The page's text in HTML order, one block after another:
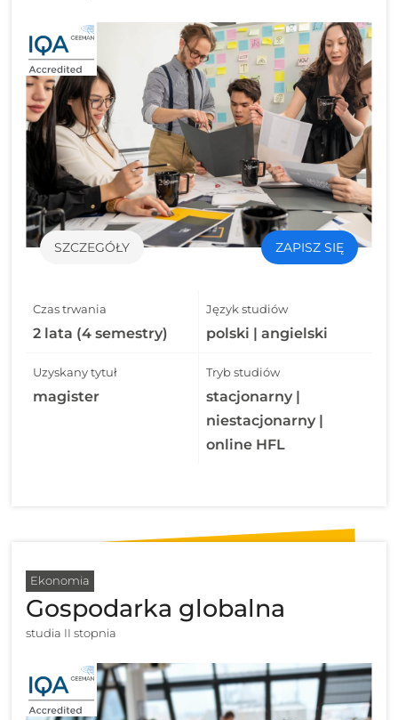
SZCZEGÓŁY ZAPISZ SIĘ
Czas trwania
2 lata (4 semestry)
Język studiów
polski | angielski
Uzyskany tytuł
magister
Tryb studiów
stacjonarny |
niestacjonarny |
online HFL
Ekonomia
Gospodarka globalna
studia II stopnia